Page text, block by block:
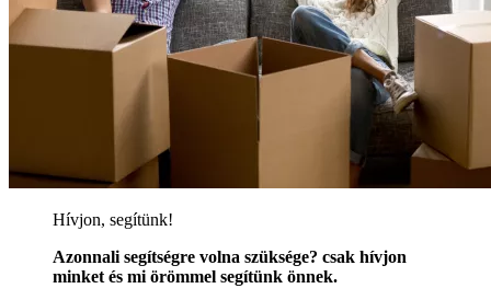
Hívjon, segítünk!
Azonnali segítségre volna szüksége? csak hívjon
minket és mi örömmel segítünk önnek.